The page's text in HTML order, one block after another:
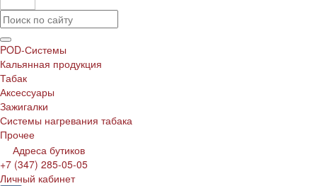
POD-Системы
Кальянная продукция
Табак
Аксессуары
Зажигалки
Системы нагревания табака
Прочее
Адреса бутиков
+7 (347) 285-05-05
Личный кабинет